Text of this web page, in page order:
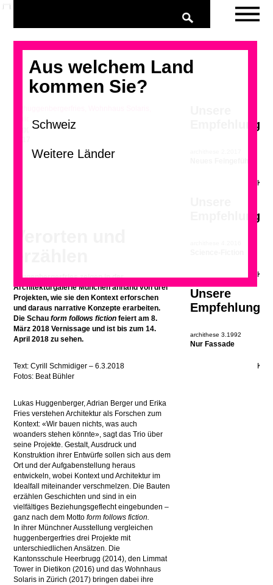
Aus welchem Land
kommen Sie?
huggenbergerfries, Wohnhaus Solaris, Zürich,
huggenbergerfries zeigen in der
Architekturgalerie München anhand von drei
Projekten, wie sie den Kontext erforschen
und daraus narrative Konzepte erarbeiten.
Die Schauform follows fictionfeiert am 8.
März 2018 Vernissage und ist bis zum 14.
April 2018 zu sehen.
Text: Cyrill Schmidiger – 6.3.2018
Fotos: Beat Bühler
Lukas Huggenberger, Adrian Berger und Erika
Fries verstehen Architektur als Forschen zum
Kontext: «Wir bauen nichts, was auch
woanders stehen könnte», sagt das Trio über
seine Projekte. Gestalt, Ausdruck und
Konstruktion ihrer Entwürfe sollen sich aus dem
Ort und der Aufgabenstellung heraus
entwickeln, wobei Kontext und Architektur im
Idealfall miteinander verschmelzen. Die Bauten
erzählen Geschichten und sind in ein
vielfältiges Beziehungsgeflecht eingebunden –
ganz nach dem Mottoform follows fiction.
In ihrer Münchner Ausstellung vergleichen
huggenbergerfries drei Projekte mit
unterschiedlichen Ansätzen. Die
Kantonsschule Heerbrugg (2014), den Limmat
Tower in Dietikon (2016) und das Wohnhaus
Solaris in Zürich (2017) bringen dabei ihre
Empfehlung
Empfehlung
Unsere
Empfehlung
archithese 3.1992
Nur Fassade